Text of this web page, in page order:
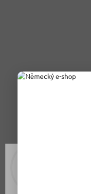
Rádi vám
tomu soubory